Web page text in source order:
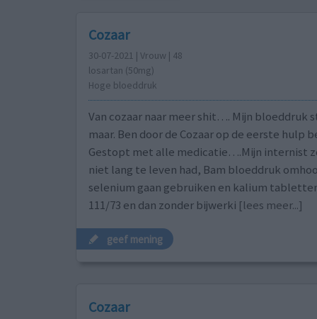
Cozaar
30-07-2021 | Vrouw | 48
losartan (50mg)
Hoge bloeddruk
Van cozaar naar meer shit…. Mijn bloeddruk
maar. Ben door de Cozaar op de eerste hulp
Gestopt met alle medicatie….Mijn internist
niet lang te leven had, Bam bloeddruk
selenium gaan gebruiken en kalium
111/73 en dan zonder bijwerki [lees meer...]
geef mening
Cozaar